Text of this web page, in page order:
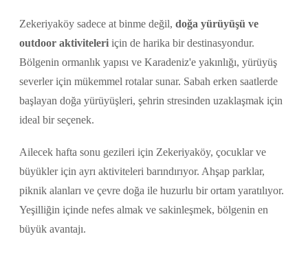
Zekeriyaköy sadece at binme değil, doğa yürüyüşü ve
outdoor aktiviteleri için de harika bir destinasyondur.
Bölgenin ormanlık yapısı ve Karadeniz'e yakınlığı, yürüyüş
severler için mükemmel rotalar sunar. Sabah erken saatlerde
başlayan doğa yürüyüşleri, şehrin stresinden uzaklaşmak için
ideal bir seçenek.
Ailecek hafta sonu gezileri için Zekeriyaköy, çocuklar ve
büyükler için ayrı aktiviteleri barındırıyor. Ahşap parklar,
piknik alanları ve çevre doğa ile huzurlu bir ortam yaratılıyor.
Yeşilliğin içinde nefes almak ve sakinleşmek, bölgenin en
büyük avantajı.